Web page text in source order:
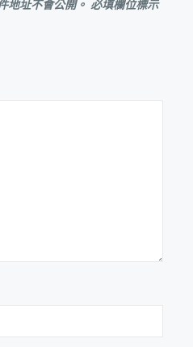
地址不會公開。 必填欄位標示